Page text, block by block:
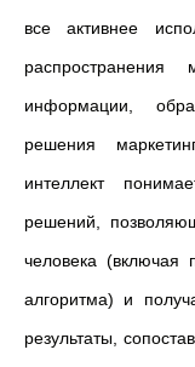
все активнее
информации,
решения
интеллект
решений,
человека (включая
алгоритма) и
результаты,